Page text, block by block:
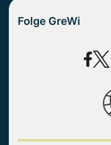
Folge GreWi